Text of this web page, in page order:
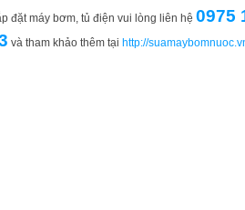
đặt máy bơm, tủ điện vui lòng liên hệ 0975
và tham khảo thêm tại http://